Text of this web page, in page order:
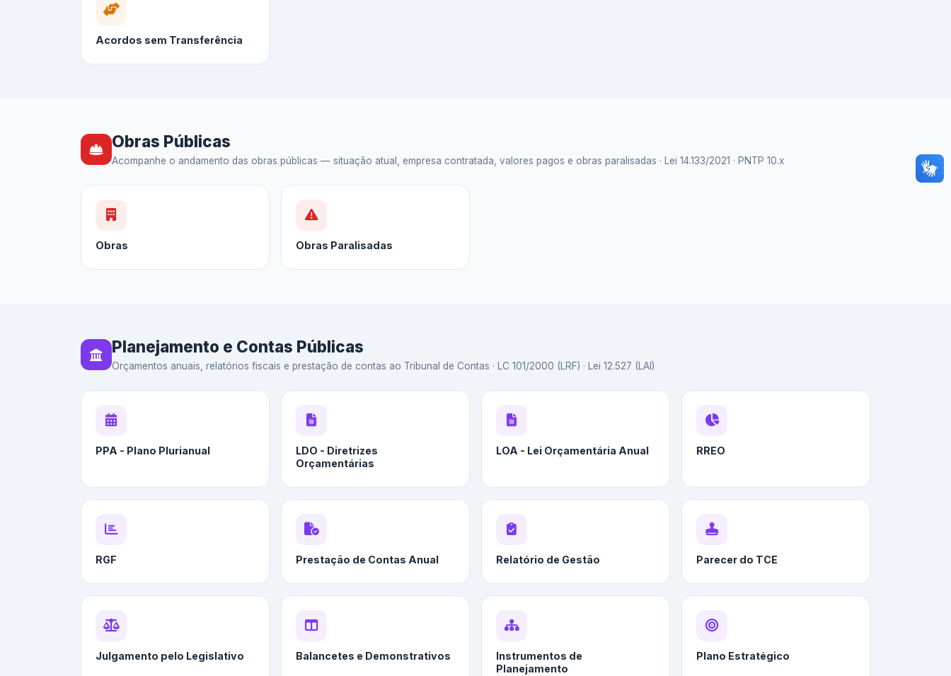
Acordos sem Transferência
Obras Públicas
Acompanhe o andamento das obras públicas — situação atual, empresa contratada, valores pagos e obras paralisadas · Lei 14.133/2021 · PNTP 10.x
Obras Obras Paralisadas
Planejamento e Contas Públicas
Orçamentos anuais, relatórios fiscais e prestação de contas ao Tribunal de Contas · LC 101/2000 (LRF) · Lei 12.527 (LAI)
PPA - Plano Plurianual
LDO - Diretrizes
Orçamentárias
LOA - Lei Orçamentária Anual RREO
RGF Prestação de Contas Anual Relatório de Gestão Parecer do TCE
Julgamento pelo Legislativo Balancetes e Demonstrativos
Instrumentos de
Planejamento
Plano Estratégico